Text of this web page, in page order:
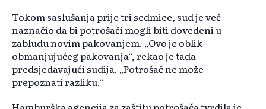
Tokom saslušanja prije tri sedmice, sud je već
naznačio da bi potrošači mogli biti dovedeni u
zabludu novim pakovanjem. „Ovo je oblik
obmanjujućeg pakovanja“, rekao je tada
predsjedavajući sudija. „Potrošač ne može
prepoznati razliku.“